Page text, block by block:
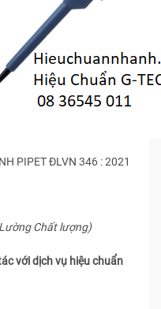
PIPET ĐLVN 346 : 2021
Chất lượng)
với dịch vụ hiệu chuẩn